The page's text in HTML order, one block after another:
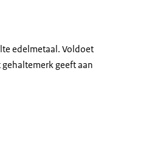
edelmetaal. Voldoet
geeft aan